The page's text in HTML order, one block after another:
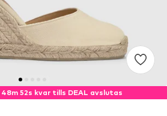
52s kvar tills DEAL avslutas